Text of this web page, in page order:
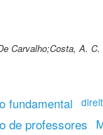
Carvalho;Costa, A. C.
fundamental
de professores